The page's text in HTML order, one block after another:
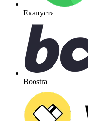
Екапуста
Boostra